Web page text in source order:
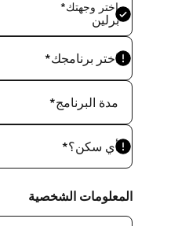
اختر وجهتك*
برلين
اختر برنامجك*
مدة البرنامج*
أي سكن؟*
المعلومات الشخصية